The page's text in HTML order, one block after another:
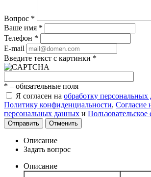
Вопрос *
Ваше имя *
Телефон *
E-mail
Введите текст с картинки *
* – обязательные поля
Я согласен на обработку
Политику конфиденциальности, Согласие
персональных данных и Пользовательское
Отправить Отменить
Описание
Задать вопрос
Описание